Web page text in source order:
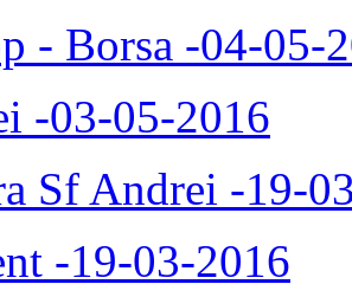
- Borsa -04-05-
-03-05-2016
Sf Andrei -19-
-19-03-2016